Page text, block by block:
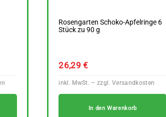
Rosengarten Schoko-Apfelringe 6
Stück zu 90 g
26,29€
In den Warenkorb